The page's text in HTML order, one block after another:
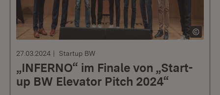
27.03.2024 Startup BW
„INFERNO“ im Finale von „Start-
up BW Elevator Pitch 2024“